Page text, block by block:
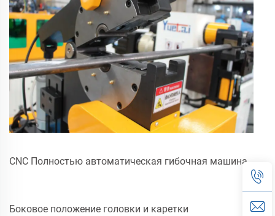
CNC Полностью автоматическая гибочная машина
Боковое положение головки и каретки